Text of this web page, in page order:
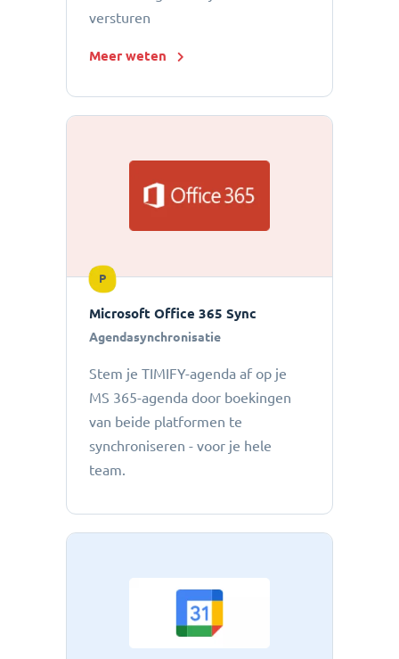
versturen
Meer weten
P
Microsoft Office 365 Sync
Agendasynchronisatie
Stem je TIMIFY-agenda af op je
MS 365-agenda door boekingen
van beide platformen te
synchroniseren - voor je hele
team.